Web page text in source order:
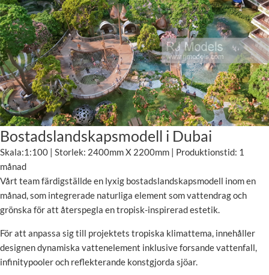
Bostadslandskapsmodell i Dubai
Skala:1:100 | Storlek: 2400mm X 2200mm | Produktionstid: 1
månad
Vårt team färdigställde en lyxig bostadslandskapsmodell inom en
månad, som integrerade naturliga element som vattendrag och
grönska för att återspegla en tropisk-inspirerad estetik.
För att anpassa sig till projektets tropiska klimattema, innehåller
designen dynamiska vattenelement inklusive forsande vattenfall,
infinitypooler och reflekterande konstgjorda sjöar.